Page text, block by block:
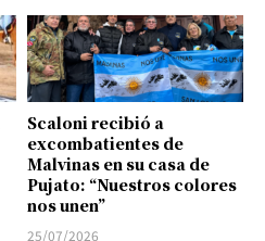
Scaloni recibió a
excombatientes de
Malvinas en su casa de
Pujato: “Nuestros colores
nos unen”
25/07/2026